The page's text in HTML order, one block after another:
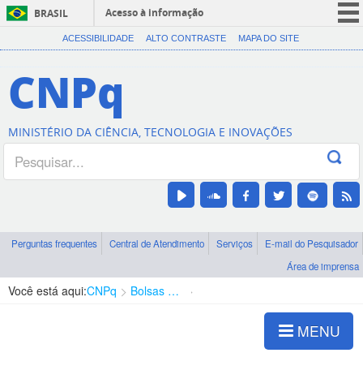
BRASIL
Acesso à informação
CORONAVÍRUS (COVID-19)
Canais
ACESSIBILIDADE ALTO CONTRASTE MAPA DO SITE
CNPq
MINISTÉRIO DA CIÊNCIA, TECNOLOGIA E INOVAÇÕES
Perguntas frequentes Central de Atendimento Serviços
E-mail do Pesquisador
Área de imprensa
Você está aqui:CNPq Bolsas e Auxílios Vigentes
MENU